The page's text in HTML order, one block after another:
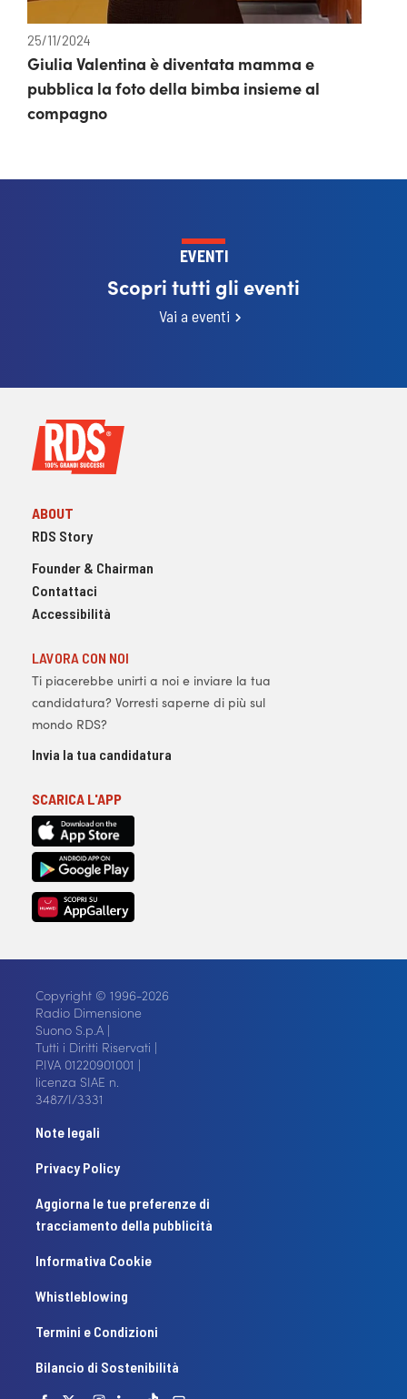
25/11/2024
Giulia Valentina è diventata mamma e
pubblica la foto della bimba insieme al
compagno
EVENTI
Scopri tutti gli eventi
Vai a eventi
ABOUT
RDS Story
Founder & Chairman
Contattaci
Accessibilità
LAVORA CON NOI
Ti piacerebbe unirti a noi e inviare la tua
candidatura? Vorresti saperne di più sul
mondo RDS?
Invia la tua candidatura
SCARICA L'APP
Copyright © 1996-2026
Radio Dimensione
Suono S.p.A |
Tutti i Diritti Riservati |
P.IVA 01220901001 |
licenza SIAE n.
3487/I/3331
Note legali
Privacy Policy
Aggiorna le tue preferenze di
tracciamento della pubblicità
Informativa Cookie
Whistleblowing
Termini e Condizioni
Bilancio di Sostenibilità